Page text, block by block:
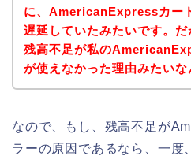
に、AmericanExpressカー
遅延していたみたいです。
残高不足が私の
が使えなかった理由みたいな
なので、もし、残高不足が
ラーの原因であるなら、一度